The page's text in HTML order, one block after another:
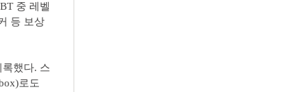
중 레벨
등 보상
록했다. 스
로도